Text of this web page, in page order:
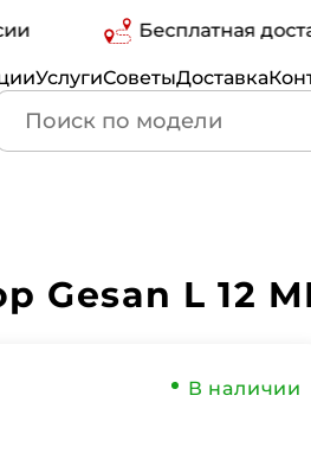
Бесплатная
УслугиСоветыДоставка
Gesan L 12
В наличии